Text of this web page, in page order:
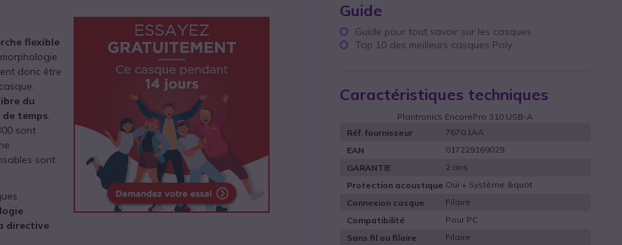
flexible
donc être
du
temps.
sont
sont
directive
Guide
Guide pour tout savoir sur les casques
Top 10 des meilleurs casques Poly
Caractéristiques techniques
Plantronics EncorePro 310 USB-A
Réf. fournisseur
767G1AA
EAN
017229169029
GARANTIE
2 ans
Protection acoustique Oui + Système &quot
Connexion casque
Filaire
Compatibilité
Pour PC
Sans fil ou filaire
Filaire